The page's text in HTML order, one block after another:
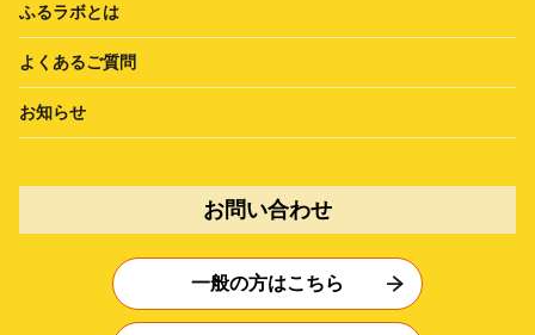
ふるラボとは
よくあるご質問
お知らせ
お問い合わせ
一般の方はこちら